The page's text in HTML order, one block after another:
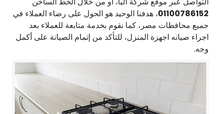
01100786152، هدفنا الوحيد هو الحول على رضاء العملاء في
جميع محافظات مصر، كما نقوم بخدمة متابعة للعملاء بعد
اجراء صيانه اجهزة المنزل، للتأكد من إتمام الصيانة على أكمل
وجه.